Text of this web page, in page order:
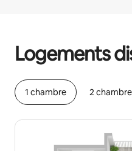
Logements
1 chambre 2 chambre